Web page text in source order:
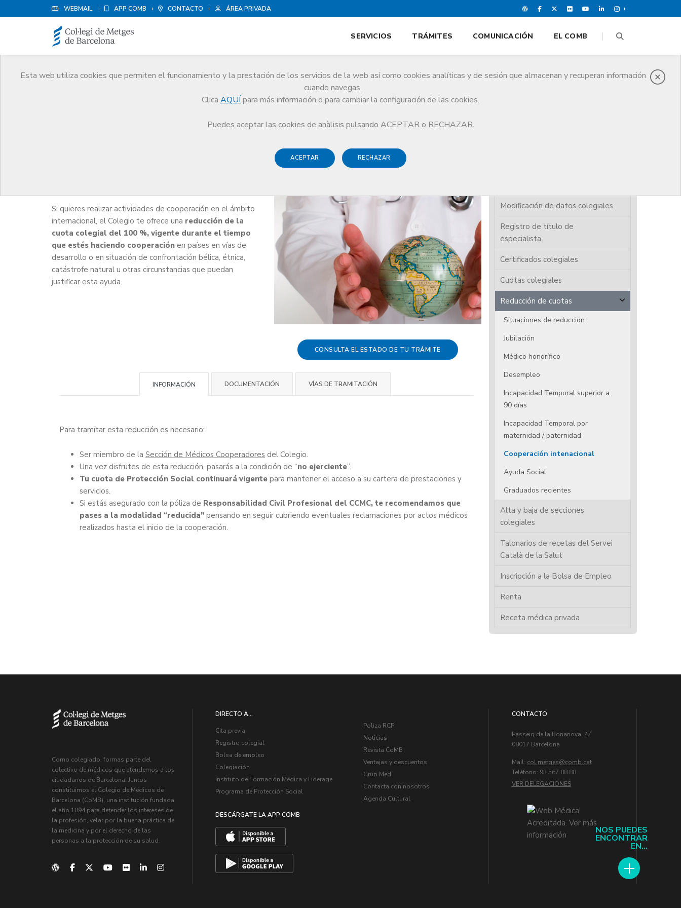
WEBMAIL APP COMB CONTACTO ÁREA PRIVADA
Esta web utiliza cookies que permiten el funcionamiento y la prestación de los servicios de la web así como cookies analíticas y de sesión que almacenan y recuperan información
cuando navegas.
Clica AQUÍ para más información o para cambiar la configuración de las cookies.
Puedes aceptar las cookies de anàlisis pulsando ACEPTAR o RECHAZAR.
ACEPTAR RECHAZAR
SERVICIOS TRÁMITES COMUNICACIÓN EL COMB
Cooperación internacional
Si quieres realizar actividades de cooperación en el ámbito
internacional, el Colegio te ofrece una reducción de la
cuota colegial del 100 %, vigente durante el tiempo
que estés haciendo cooperación en países en vías de
desarrollo o en situación de confrontación bélica, étnica,
catástrofe natural u otras circunstancias que puedan
justificar esta ayuda.
CONSULTA EL ESTADO DE TU TRÁMITE
INFORMACIÓN DOCUMENTACIÓN VÍAS DE TRAMITACIÓN
Para tramitar esta reducción es necesario:
Ser miembro de la Sección de Médicos Cooperadores del Colegio.
Una vez disfrutes de esta reducción, pasarás a la condición de “no ejerciente”.
Tu cuota de Protección Social continuará vigente para mantener el acceso a su cartera de prestaciones y
servicios.
Si estás asegurado con la póliza de Responsabilidad Civil Profesional del CCMC, te recomendamos que
pases a la modalidad “reducida” pensando en seguir cubriendo eventuales reclamaciones por actos médicos
realizados hasta el inicio de la cooperación.
NOS PUEDES
ENCONTRAR
EN...
Modificación de datos colegiales
Registro de título de
especialista
Certificados colegiales
Cuotas colegiales
Reducción de cuotas
Situaciones de reducción
Jubilación
Médico honorífico
Desempleo
Incapacidad Temporal superior a
90 días
Incapacidad Temporal por
maternidad / paternidad
Cooperación intenacional
Ayuda Social
Graduados recientes
Alta y baja de secciones
colegiales
Talonarios de recetas del Servei
Català de la Salut
Inscripción a la Bolsa de Empleo
Renta
Receta médica privada
Como colegiado, formas parte del
colectivo de médicos que atendemos a los
ciudadanos de Barcelona. Juntos
constituimos el Colegio de Médicos de
Barcelona (CoMB), una institución fundada
el año 1894 para defender los intereses de
la profesión, velar por la buena práctica de
la medicina y por el derecho de las
personas a la protección de su salud.
DIRECTO A...
Cita previa
Registro colegial
Bolsa de empleo
Colegiación
Instituto de Formación Médica y Liderage
Programa de Protección Social
DESCÁRGATE LA APP COMB
Poliza RCP
Noticias
Revista CoMB
Ventajas y descuentos
Grup Med
Contacta con nosotros
Agenda Cultural
CONTACTO
Passeig de la Bonanova, 47
08017 Barcelona
Mail: col.metges
Telèfono: 93 567 88 88
VER DELEGACIONES